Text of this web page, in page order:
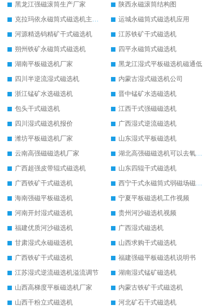
黑龙江强磁滚筒生产厂家
陕西永磁滚筒结构图
克拉玛依永磁筒式磁选机主要技术参数
运城永磁筒式磁选机应用
河源精选钨精矿干式磁选机
江苏铁矿干式磁选机
朔州铁矿永磁筒式磁选机
四平永磁筒式磁选机
湖南平板磁选机厂家
黑龙江湿式平板磁选机磁通低
四川半逆流湿式磁选机
内蒙古湿式磁选机公司
浙江锰矿水选磁选机
晋中锰矿水选磁选机
包头干式磁选机
江西干式强磁磁选机
四川湿式磁选机报价
广西湿式逆流磁选机
潍坊平板磁选机厂家
山东湿式平板磁选机
云南高强磁磁选机厂家
湖北高强磁磁选机可以去氧化铝
广西超强皮带辊式磁选机
山东四辊干式磁选机
广西铁矿干式磁选机
西宁干式永磁筒式弱磁场磁选机结构图
海南强磁平板磁选机
宁夏平板磁选机工作视频
河南开封湿式磁选机
贵州河沙磁选机视频
福建优质河沙磁选机
广西湿式磁选机
甘肃湿式永磁磁选机
山西求购干式磁选机
广西铁矿干式磁选机
福建强磁平板磁选机说明书
江苏湿式逆流磁选机溢流调节
湖南湿式锰矿磁选机
山西高梯度平板磁选机厂家
内蒙古铁矿干式磁选机
山西干粉立式磁选机
河北矿石干式磁选机